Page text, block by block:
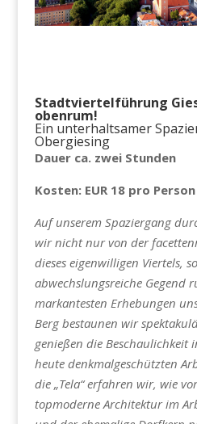
Stadtviertelführung
obenrum!
Ein unterhaltsamer
Obergiesing
Dauer ca. zwei Stunden
Kosten: EUR 18 pro Person
Auf unserem Spaziergang
wir nicht nur von der
dieses eigenwilligen Viertels,
abwechslungsreiche Gegend
markantesten Erhebungen
Berg bestaunen wir
genießen die Beschaulichkeit
heute denkmalgeschützten
die „Tela“ erfahren wir, wie
topmoderne Architektur im